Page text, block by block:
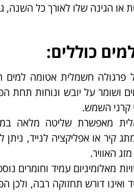
או הגינה שלו לאורך כל השנה,
כוללים:
פרגולה חשמלית אטומה למים
ושומר על יובש ונוחות תחת
קרני השמש.
מאפשרת שליטה מלאה
קיר או אפליקציה לנייד,
האוויר.
מאלומיניום עמיד וחומרים
ואינו דורש תחזוקה רבה, ולכן